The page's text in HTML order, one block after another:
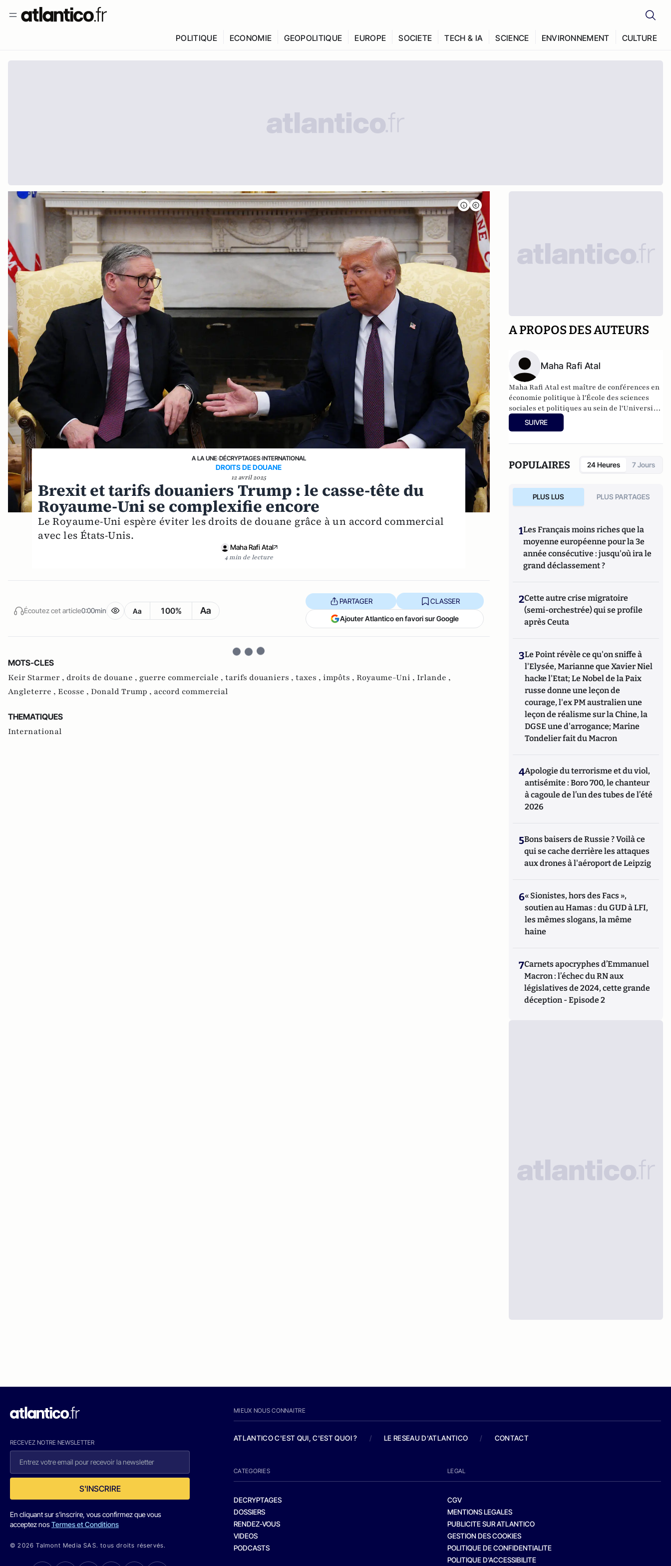
POLITIQUE ECONOMIE GEOPOLITIQUE EUROPE SOCIETE TECH & IA SCIENCE ENVIRONNEMENT CULTURE
A LA UNE›DÉCRYPTAGES›INTERNATIONAL
DROITS DE DOUANE
12 avril 2025
Brexit et tarifs douaniers Trump : le casse-tête du
Royaume-Uni se complexifie encore
Le Royaume-Uni espère éviter les droits de douane grâce à un accord commercial
avec les États-Unis.
Maha Rafi Atal
4 min de lecture
Écoutez cet article0:00min Aa 100% Aa
PARTAGER CLASSER
Ajouter Atlantico en favori sur Google
MOTS-CLES
Keir Starmer , droits de douane , guerre commerciale , tarifs douaniers , taxes , impôts , Royaume-Uni , Irlande ,
Angleterre , Ecosse , Donald Trump , accord commercial
THEMATIQUES
International
A PROPOS DES AUTEURS
Maha Rafi Atal
Maha Rafi Atal est maître de conférences en
économie politique à l'École des sciences
sociales et politiques au sein de l'Université
de Glasgow.
SUIVRE
POPULAIRES 24 Heures 7 Jours
PLUS LUS PLUS PARTAGES
1Les Français moins riches que la
moyenne européenne pour la 3e
année consécutive : jusqu'où ira le
grand déclassement ?
2Cette autre crise migratoire
(semi-orchestrée) qui se profile
après Ceuta
3Le Point révèle ce qu'on sniffe à
l'Elysée, Marianne que Xavier Niel
hacke l'Etat; Le Nobel de la Paix
russe donne une leçon de
courage, l'ex PM australien une
leçon de réalisme sur la Chine, la
DGSE une d'arrogance; Marine
Tondelier fait du Macron
4Apologie du terrorisme et du viol,
antisémite : Boro 700, le chanteur
à cagoule de l’un des tubes de l’été
2026
5Bons baisers de Russie ? Voilà ce
qui se cache derrière les attaques
aux drones à l'aéroport de Leipzig
6« Sionistes, hors des Facs »,
soutien au Hamas : du GUD à LFI,
les mêmes slogans, la même
haine
7Carnets apocryphes d’Emmanuel
Macron : l’échec du RN aux
législatives de 2024, cette grande
déception - Episode 2
RECEVEZ NOTRE NEWSLETTER
S'INSCRIRE
En cliquant sur s'inscrire, vous confirmez que vous
acceptez nosTermes et Conditions
© 2026 Talmont Media SAS. tous droits réservés.
MIEUX NOUS CONNAITRE
ATLANTICO C'EST QUI, C'EST QUOI ? / LE RESEAU D'ATLANTICO / CONTACT
CATEGORIES
DECRYPTAGES
DOSSIERS
RENDEZ-VOUS
VIDEOS
PODCASTS
LEGAL
CGV
MENTIONS LEGALES
PUBLICITE SUR ATLANTICO
GESTION DES COOKIES
POLITIQUE DE CONFIDENTIALITE
POLITIQUE D’ACCESSIBILITE